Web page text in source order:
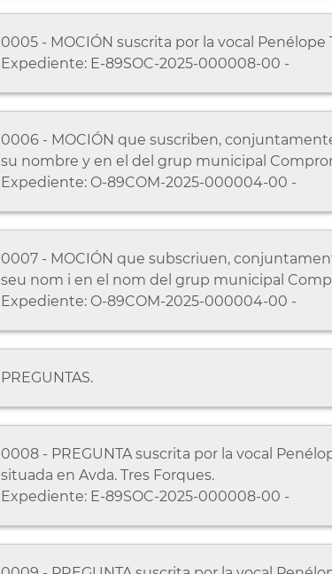
0005 - MOCIÓN suscrita por la vocal
Expediente: E-89SOC-2025-000008-00 -
0006 - MOCIÓN que suscriben,
su nombre y en el del grup municipal
Expediente: O-89COM-2025-000004-00 -
0007 - MOCIÓN que subscriuen,
seu nom i en el nom del grup municipal
Expediente: O-89COM-2025-000004-00 -
PREGUNTAS.
0008 - PREGUNTA suscrita por la vocal
situada en Avda. Tres Forques.
Expediente: E-89SOC-2025-000008-00 -